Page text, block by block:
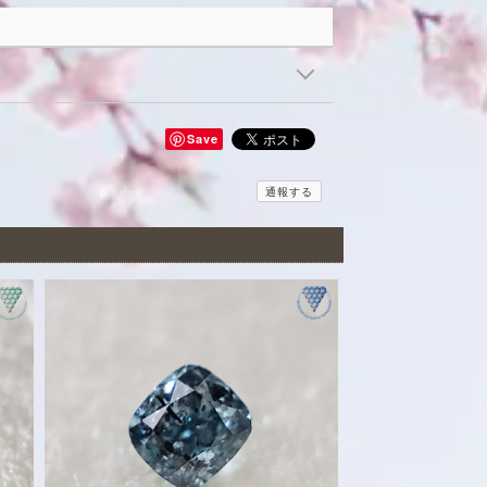
Save
通報する